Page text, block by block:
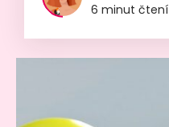
6 minut čtení